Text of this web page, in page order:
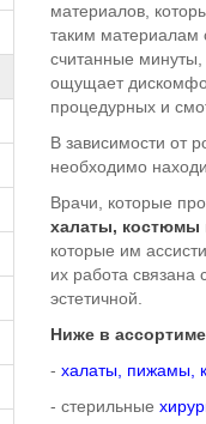
материалов,
таким материалам
считанные
ощущает
процедурных и
В зависимости от
необходимо
Врачи, которые
халаты, костюмы
которые им
их работа
эстетичной.
Ниже в
- халаты, пижамы,
- стерильные